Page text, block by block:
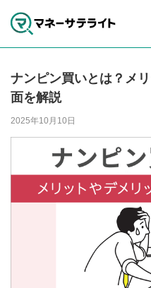
ナンピン買いとは？メ
面を解説
2025年10月10日